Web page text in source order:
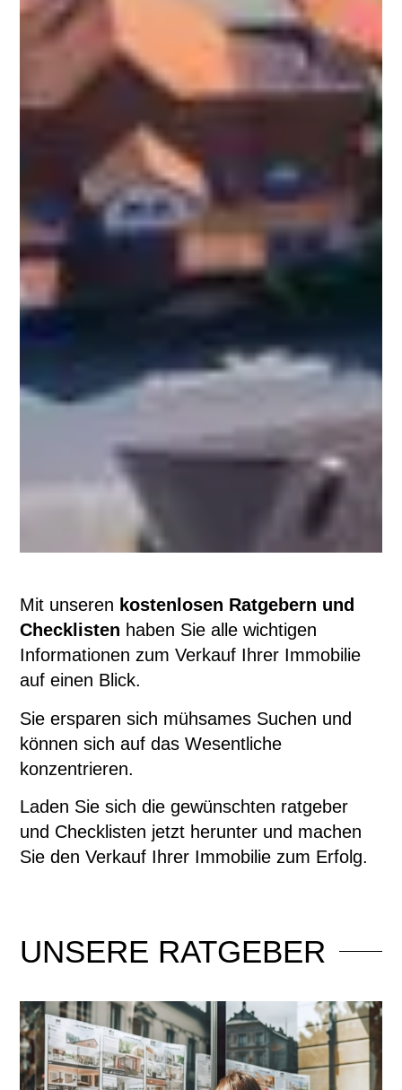
Mit unseren kostenlosen Ratgebern und
Checklisten haben Sie alle wichtigen
Informationen zum Verkauf Ihrer Immobilie
auf einen Blick.
Sie ersparen sich mühsames Suchen und
können sich auf das Wesentliche
konzentrieren.
Laden Sie sich die gewünschten ratgeber
und Checklisten jetzt herunter und machen
Sie den Verkauf Ihrer Immobilie zum Erfolg.
UNSERE RATGEBER